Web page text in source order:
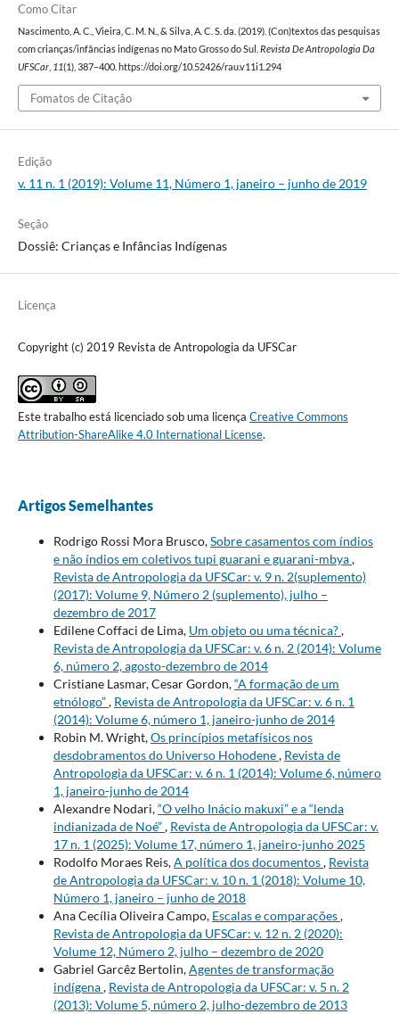
Como Citar
Nascimento, A. C., Vieira, C. M. N., & Silva, A. C. S. da. (2019). (Con)textos das pesquisas
com crianças/infâncias indígenas no Mato Grosso do Sul. Revista De Antropologia Da
UFSCar, 11(1), 387–400. https://doi.org/10.52426/rau.v11i1.294
Fomatos de Citação
Edição
v. 11 n. 1 (2019): Volume 11, Número 1, janeiro – junho de 2019
Seção
Dossiê: Crianças e Infâncias Indígenas
Licença
Copyright (c) 2019 Revista de Antropologia da UFSCar
Este trabalho está licenciado sob uma licença Creative Commons
Attribution-ShareAlike 4.0 International License.
Artigos Semelhantes
Rodrigo Rossi Mora Brusco,Sobre casamentos com índios
e não índios em coletivos tupi guarani e guarani-mbya,
Revista de Antropologia da UFSCar: v. 9 n. 2(suplemento)
(2017): Volume 9, Número 2 (suplemento), julho –
dezembro de 2017
Edilene Coffaci de Lima, Um objeto ou uma técnica?,
Revista de Antropologia da UFSCar: v. 6 n. 2 (2014): Volume
6, número 2, agosto-dezembro de 2014
Cristiane Lasmar, Cesar Gordon,“A formação de um
etnólogo”, Revista de Antropologia da UFSCar: v. 6 n. 1
(2014): Volume 6, número 1, janeiro-junho de 2014
Robin M. Wright,Os princípios metafísicos nos
desdobramentos do Universo Hohodene, Revista de
Antropologia da UFSCar: v. 6 n. 1 (2014): Volume 6, número
1, janeiro-junho de 2014
Alexandre Nodari,“O velho Inácio makuxi” e a “lenda
indianizada de Noé”, Revista de Antropologia da UFSCar: v.
17 n. 1 (2025): Volume 17, número 1, janeiro-junho 2025
Rodolfo Moraes Reis,A política dos documentos, Revista
de Antropologia da UFSCar: v. 10 n. 1 (2018): Volume 10,
Número 1, janeiro – junho de 2018
Ana Cecília Oliveira Campo, Escalas e comparações,
Revista de Antropologia da UFSCar: v. 12 n. 2 (2020):
Volume 12, Número 2, julho – dezembro de 2020
Gabriel Garcêz Bertolin,Agentes de transformação
indígena, Revista de Antropologia da UFSCar: v. 5 n. 2
(2013): Volume 5, número 2, julho-dezembro de 2013